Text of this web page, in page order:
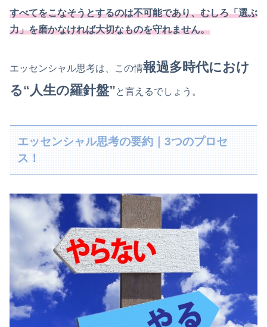
すべてをこなそうとするのは不可能であり、むしろ「選ぶ
力」を磨かなければ大切なものを守れません。
エッセンシャル思考は、この情報過多時代におけ
る“人生の羅針盤”と言えるでしょう。
エッセンシャル思考の要約｜3つのプロセ
ス！